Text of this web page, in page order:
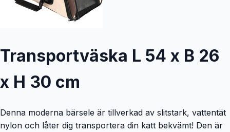
Transportväska L 54 x B 26
x H 30 cm
Denna moderna bärsele är tillverkad av slitstark, vattentät
nylon och låter dig transportera din katt bekvämt! Den är